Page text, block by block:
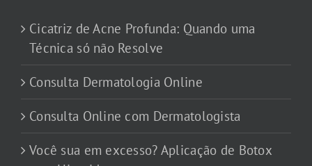
Cicatriz de Acne Profunda: Quando uma
Técnica só não Resolve
Consulta Dermatologia Online
Consulta Online com Dermatologista
Você sua em excesso? Aplicação de Botox